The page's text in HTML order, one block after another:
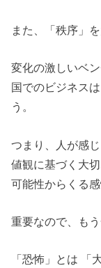
また、「秩序」
変化の激しいベ
国でのビジネス
う。
つまり、人が感
値観に基づく大
可能性からくる感
重要なので、も
「恐怖」とは 「